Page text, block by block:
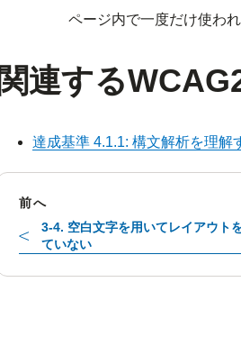
ページ内で一度だけ使わ
関連する
達成基準 4.1.1: 構文解析を理解
前へ
3-4. 空白文字を用いてレイアウト
ていない